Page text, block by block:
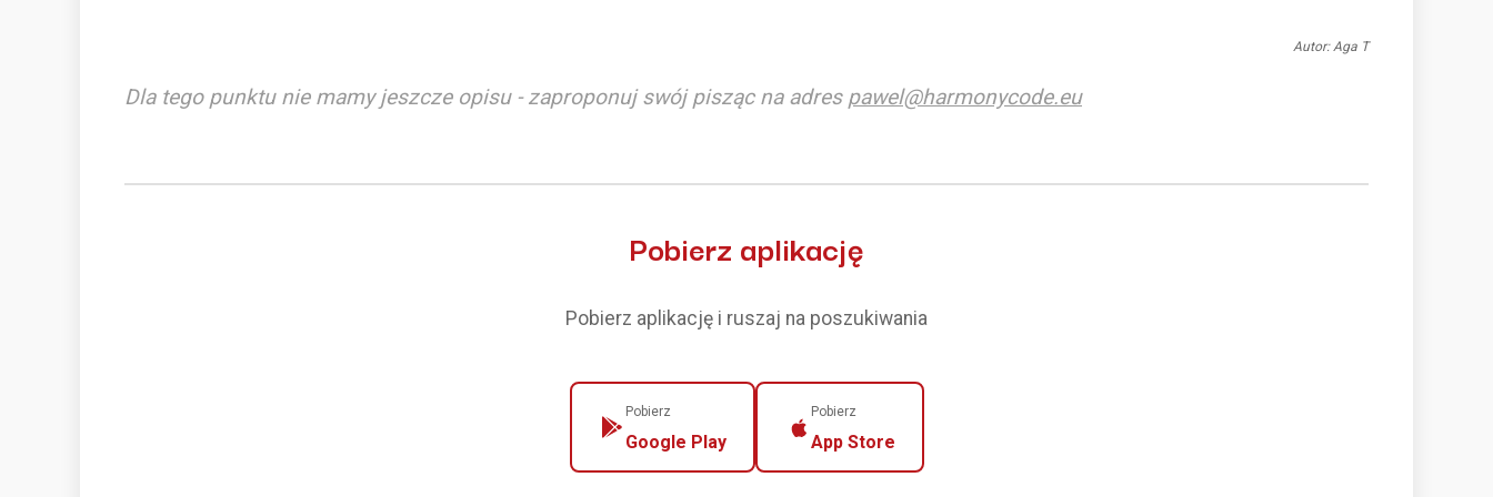
Autor: Aga T
Dla tego punktu nie mamy jeszcze opisu - zaproponuj swój pisząc na adres pawel@harmonycode.eu
Pobierz aplikację
Pobierz aplikację i ruszaj na poszukiwania
Pobierz
Google Play
Pobierz
App Store